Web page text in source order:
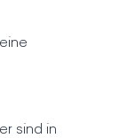
sind in